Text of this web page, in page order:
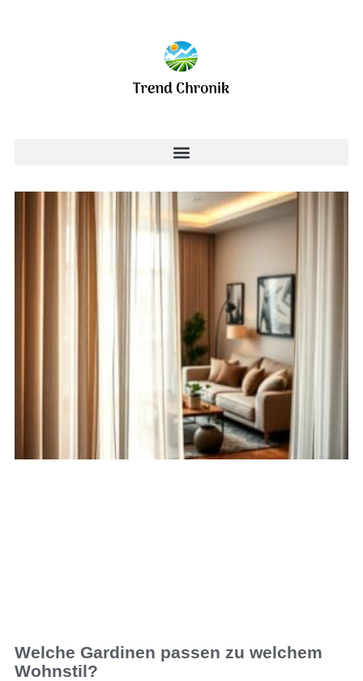
Welche Gardinen passen zu welchem
Wohnstil?